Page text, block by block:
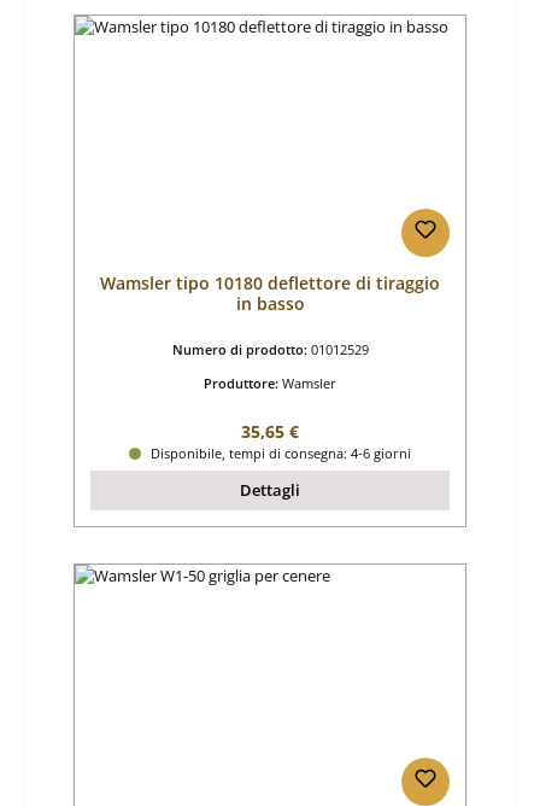
Wamsler tipo 10180 deflettore di tiraggio
in basso
Numero di prodotto: 01012529
Produttore: Wamsler
Prezzo normale:
35,65 €
Disponibile, tempi di consegna: 4-6 giorni
Dettagli